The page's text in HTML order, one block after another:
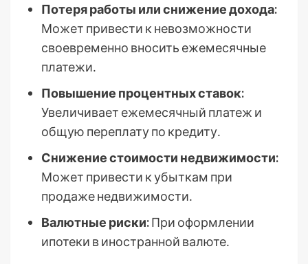
Потеря работы или снижение дохода:
Может привести к невозможности
своевременно вносить ежемесячные
платежи․
Повышение процентных ставок:
Увеличивает ежемесячный платеж и
общую переплату по кредиту․
Снижение стоимости недвижимости:
Может привести к убыткам при
продаже недвижимости․
Валютные риски:При оформлении
ипотеки в иностранной валюте․